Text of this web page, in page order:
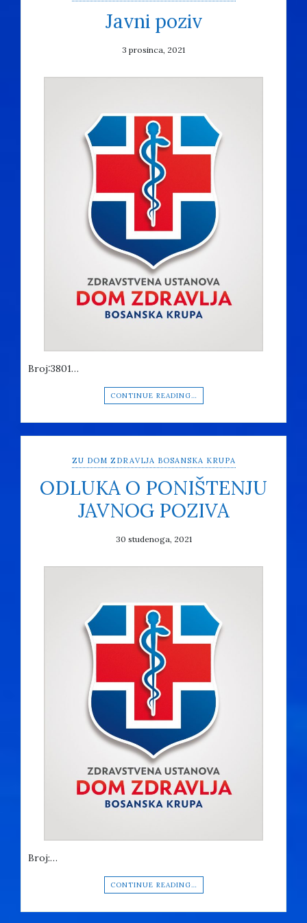
Javni poziv
3 prosinca, 2021
Broj:3801…
CONTINUE READING…
ZU DOM ZDRAVLJA BOSANSKA KRUPA
ODLUKA O PONIŠTENJU
JAVNOG POZIVA
30 studenoga, 2021
Broj:…
CONTINUE READING…